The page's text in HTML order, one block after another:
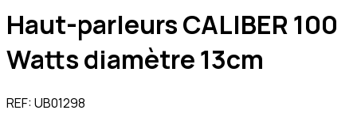
Haut-parleurs CALIBER 100
Watts diamètre 13cm
REF:UB01298